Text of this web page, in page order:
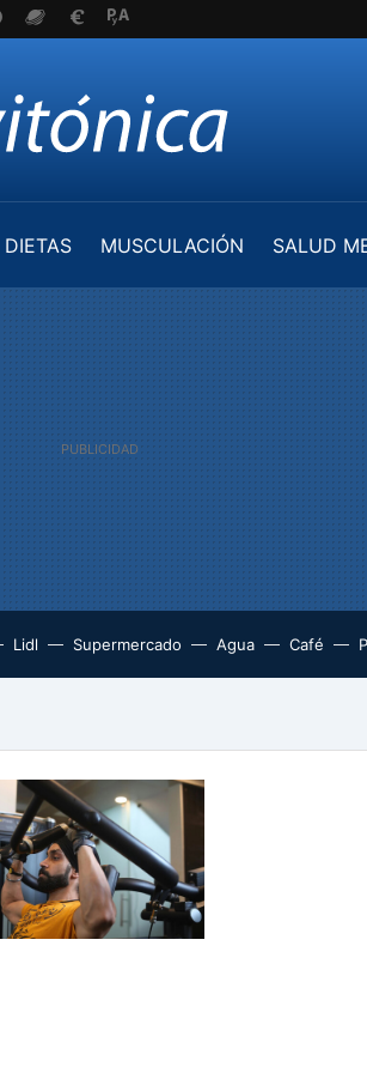
MUSCULACIÓN
SALUD
Lidl Supermercado Agua Café